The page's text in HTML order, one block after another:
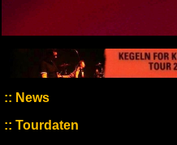
News
Tourdaten